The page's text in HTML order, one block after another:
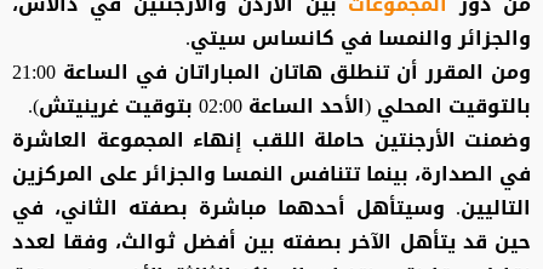
والجزائر والنمسا في كانساس سيتي.
ومن المقرر أن تنطلق هاتان المباراتان في الساعة 21:00
بالتوقيت المحلي (الأحد الساعة 02:00 بتوقيت غرينيتش).
وضمنت الأرجنتين حاملة اللقب إنهاء المجموعة العاشرة
في الصدارة، بينما تتنافس النمسا والجزائر على المركزين
التاليين. وسيتأهل أحدهما مباشرة بصفته الثاني، في
حين قد يتأهل الآخر بصفته بين أفضل ثوالث، وفقا لعدد